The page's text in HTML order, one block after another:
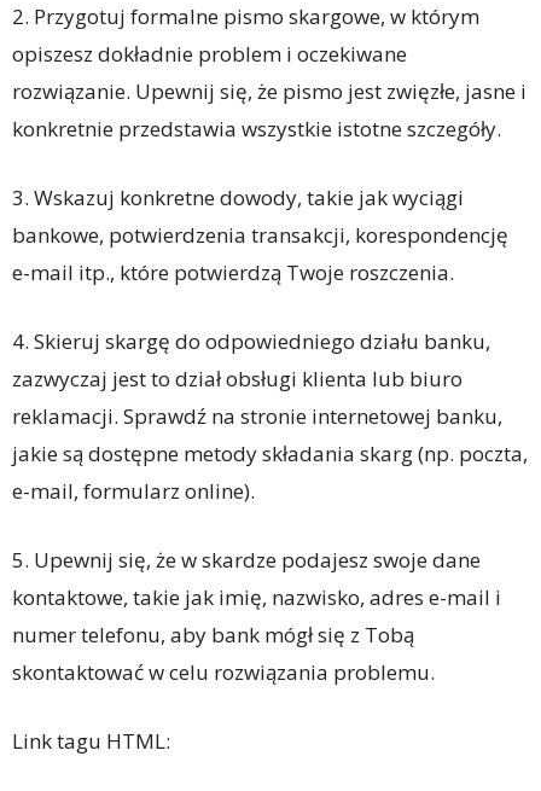
2. Przygotuj formalne pismo skargowe, w którym
opiszesz dokładnie problem i oczekiwane
rozwiązanie. Upewnij się, że pismo jest zwięzłe, jasne i
konkretnie przedstawia wszystkie istotne szczegóły.
3. Wskazuj konkretne dowody, takie jak wyciągi
bankowe, potwierdzenia transakcji, korespondencję
e-mail itp., które potwierdzą Twoje roszczenia.
4. Skieruj skargę do odpowiedniego działu banku,
zazwyczaj jest to dział obsługi klienta lub biuro
reklamacji. Sprawdź na stronie internetowej banku,
jakie są dostępne metody składania skarg (np. poczta,
e-mail, formularz online).
5. Upewnij się, że w skardze podajesz swoje dane
kontaktowe, takie jak imię, nazwisko, adres e-mail i
numer telefonu, aby bank mógł się z Tobą
skontaktować w celu rozwiązania problemu.
Link tagu HTML: